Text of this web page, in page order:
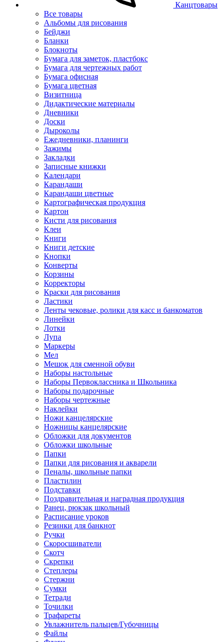
Канцтовары
Все товары
Альбомы для рисования
Бейджи
Бланки
Блокноты
Бумага для заметок, пластбокс
Бумага для чертежных работ
Бумага офисная
Бумага цветная
Визитница
Дидактические материалы
Дневники
Доски
Дыроколы
Ежедневники, планинги
Зажимы
Закладки
Записные книжки
Календари
Карандаши
Карандаши цветные
Картографическая продукция
Картон
Кисти для рисования
Клеи
Книги
Книги детские
Кнопки
Конверты
Корзины
Корректоры
Краски для рисования
Ластики
Ленты чековые, ролики для касс и банкоматов
Линейки
Лотки
Лупа
Маркеры
Мел
Мешок для сменной обуви
Наборы настольные
Наборы Первоклассника и Школьника
Наборы подарочные
Наборы чертежные
Наклейки
Ножи канцелярские
Ножницы канцелярские
Обложки для документов
Обложки школьные
Папки
Папки для рисования и акварели
Пеналы, школьные папки
Пластилин
Подставки
Поздравительная и наградная продукция
Ранец, рюкзак школьный
Расписание уроков
Резинки для банкнот
Ручки
Скоросшиватели
Скотч
Скрепки
Степлеры
Стержни
Сумки
Тетради
Точилки
Трафареты
Увлажнитель пальцев/Губочницы
Файлы